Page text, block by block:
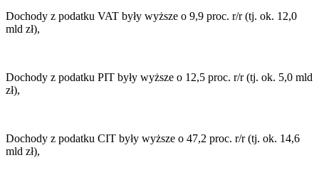
Dochody z podatku VAT były wyższe o 9,9 proc. r/r (tj. ok. 12,0
mld zł),
Dochody z podatku PIT były wyższe o 12,5 proc. r/r (tj. ok. 5,0 mld
zł),
Dochody z podatku CIT były wyższe o 47,2 proc. r/r (tj. ok. 14,6
mld zł),